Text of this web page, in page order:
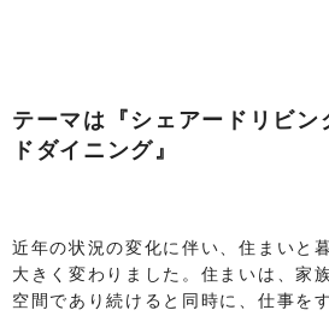
テーマは『シェアードリビン
ドダイニング』
近年の状況の変化に伴い、住まいと
大きく変わりました。住まいは、家
空間であり続けると同時に、仕事を